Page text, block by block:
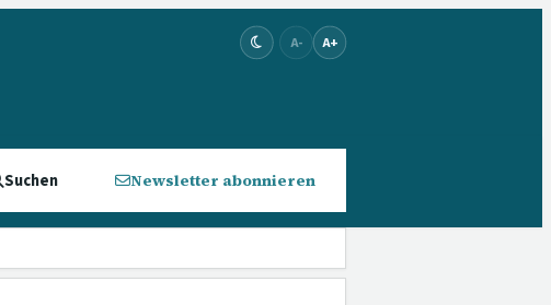
A- A+
Suchen Newsletter abonnieren